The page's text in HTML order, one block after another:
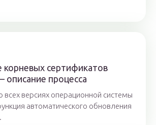
корневых сертификатов
описание процесса
всех версиях операционной системы
автоматического обновления